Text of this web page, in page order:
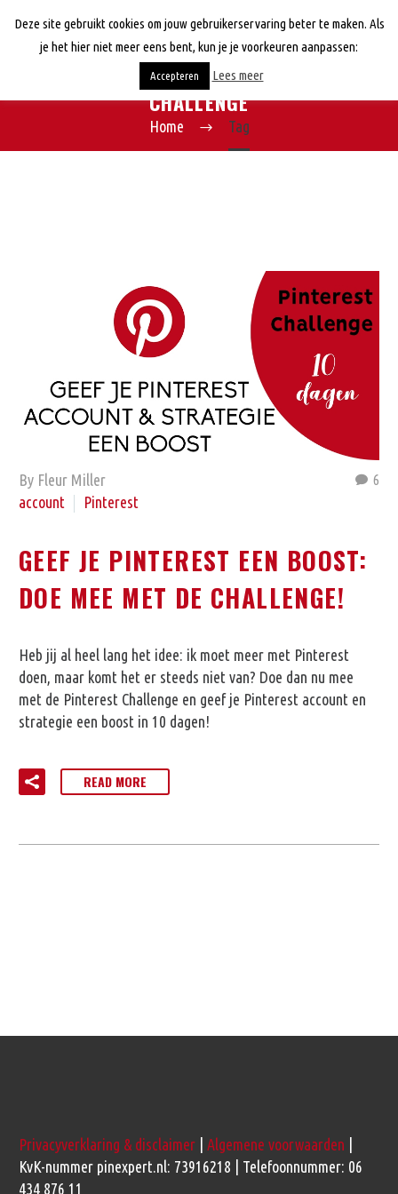
CHALLENGE
Home Tag
6
By Fleur Miller
account
Pinterest
GEEF JE PINTEREST EEN BOOST:
DOE MEE MET DE CHALLENGE!
Heb jij al heel lang het idee: ik moet meer met Pinterest
doen, maar komt het er steeds niet van? Doe dan nu mee
met de Pinterest Challenge en geef je Pinterest account en
strategie een boost in 10 dagen!
READ MORE
Privacyverklaring & disclaimer Algemene voorwaarden
KvK-nummer pinexpert.nl: 73916218 | Telefoonnummer: 06
434 876 11
Deze site gebruikt cookies om jouw gebruikerservaring beter te maken. Als
je het hier niet meer eens bent, kun je je voorkeuren aanpassen:
Accepteren Lees meer